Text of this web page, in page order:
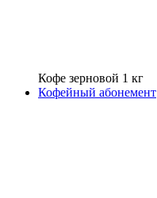
Кофе зерновой 1 кг
Кофейный абонемент